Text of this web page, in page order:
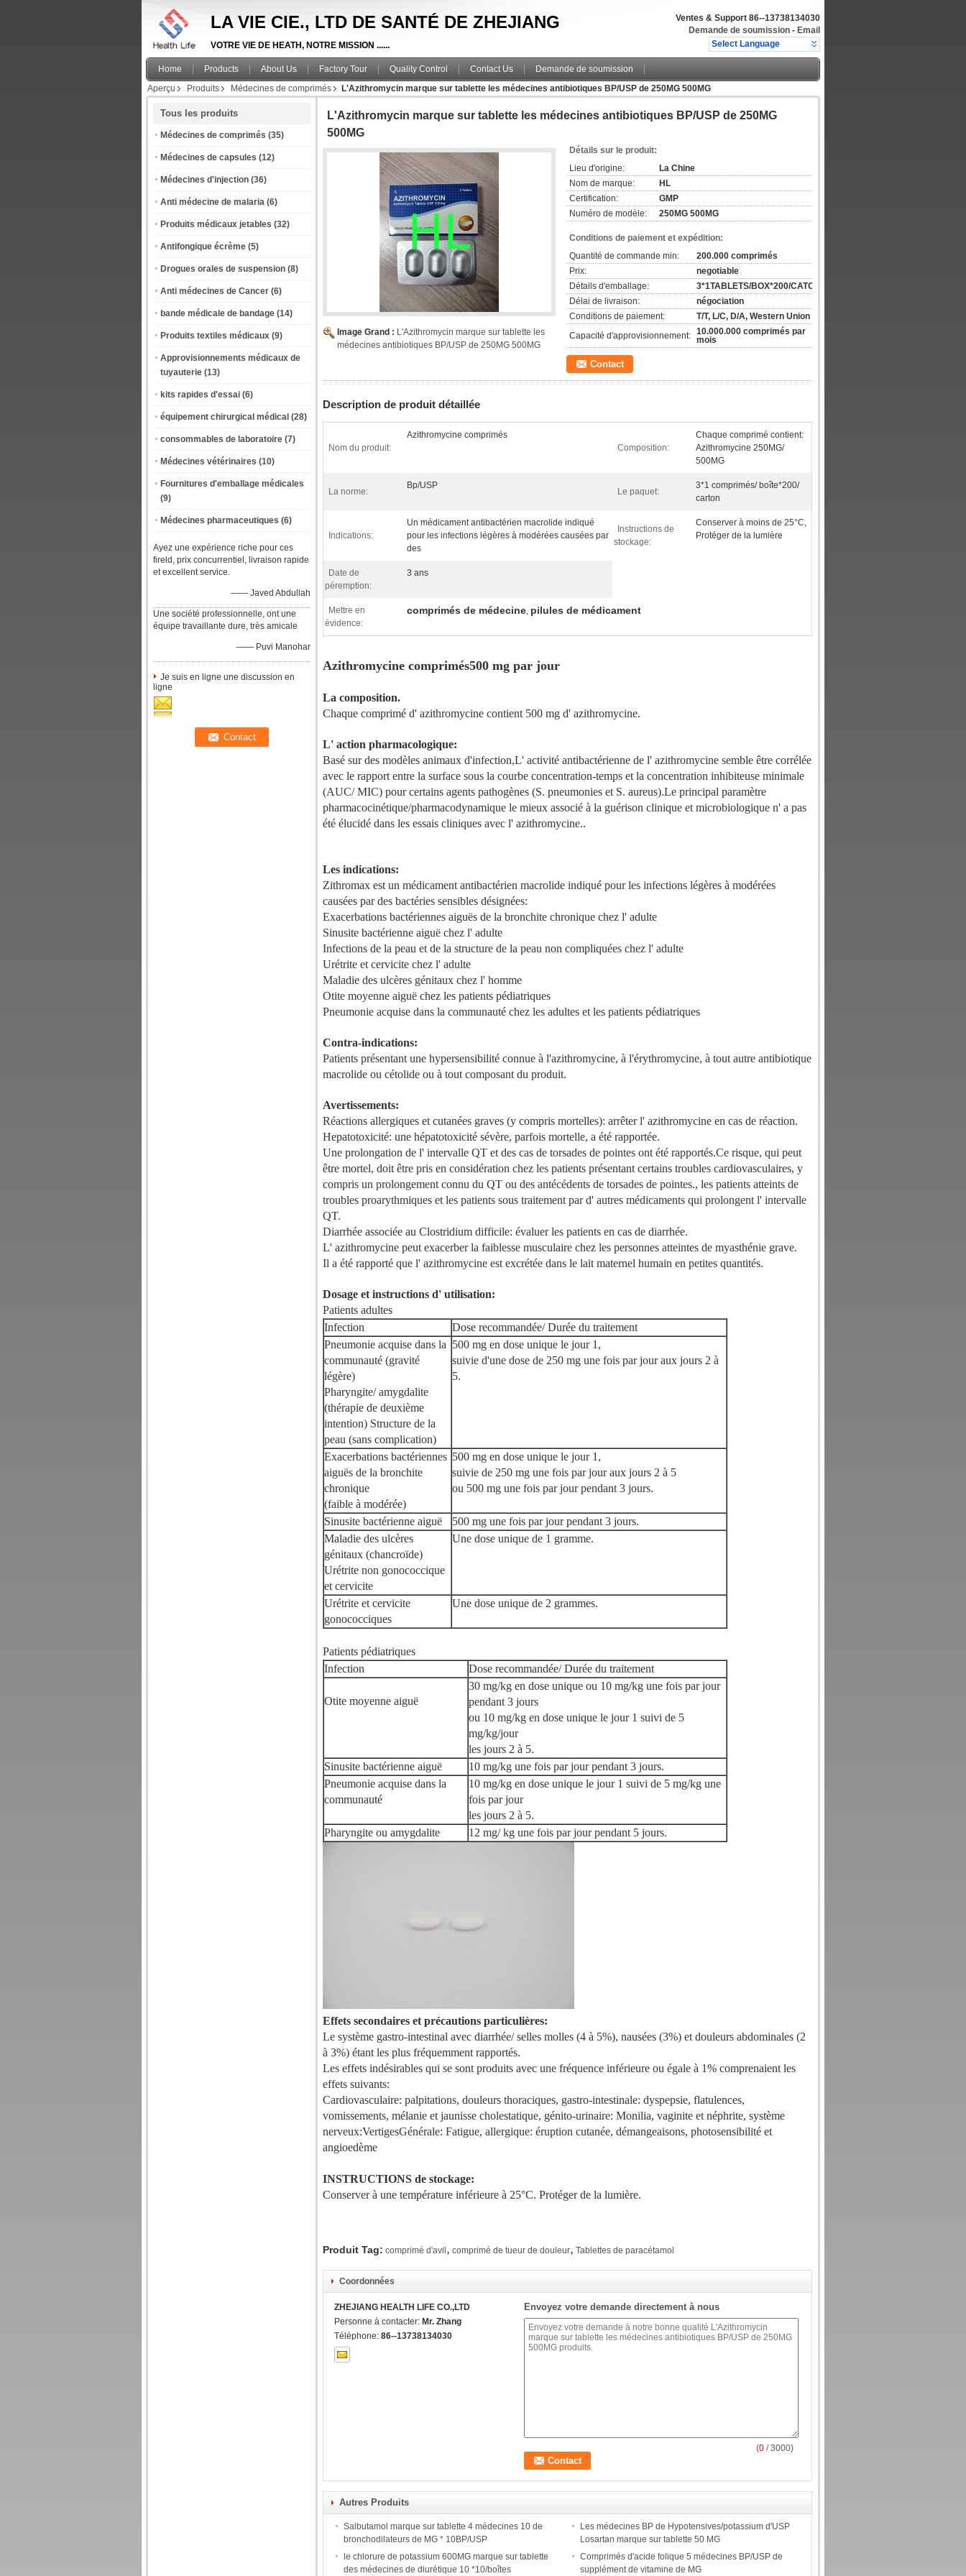
LA VIE CIE., LTD DE SANTÉ DE ZHEJIANG
VOTRE VIE DE HEATH, NOTRE MISSION ......
Ventes & Support 86--13738134030
Demande de soumission - Email
Select Language
Home Products About Us Factory Tour Quality Control Contact Us
Demande de soumission
Aperçu
Produits Médecines de comprimés L'Azithromycin marque sur tablette les médecines antibiotiques BP/USP de 250MG 500MG
Tous les produits
Médecines de comprimés (35)
Médecines de capsules (12)
Médecines d'injection (36)
Anti médecine de malaria (6)
Produits médicaux jetables (32)
Antifongique écrème (5)
Drogues orales de suspension (8)
Anti médecines de Cancer (6)
bande médicale de bandage (14)
Produits textiles médicaux (9)
Approvisionnements médicaux de
tuyauterie (13)
kits rapides d'essai (6)
équipement chirurgical médical (28)
consommables de laboratoire (7)
Médecines vétérinaires (10)
Fournitures d'emballage médicales
(9)
Médecines pharmaceutiques (6)
Ayez une expérience riche pour ces
fireld, prix concurrentiel, livraison rapide
et excellent service.
—— Javed Abdullah
Une société professionnelle, ont une
équipe travaillante dure, très amicale
—— Puvi Manohar
Je suis en ligne une discussion en
ligne
L'Azithromycin marque sur tablette les médecines antibiotiques BP/USP de 250MG
500MG
Image Grand : L'Azithromycin marque sur tablette les
médecines antibiotiques BP/USP de 250MG 500MG
Détails sur le produit:
Lieu d'origine:
La Chine
Nom de marque:
HL
Certification:
GMP
Numéro de modèle:
250MG 500MG
Conditions de paiement et expédition:
Quantité de commande min:
200.000 comprimés
Prix:
negotiable
Détails d'emballage:
3*1TABLETS/BOX*200/CATON
Délai de livraison:
négociation
Conditions de paiement:
T/T, L/C, D/A, Western Union
Capacité d'approvisionnement: 10.000.000 comprimés par
mois
Contact
Description de produit détaillée
Nom du produit:
Azithromycine comprimés
Composition:
Chaque comprimé contient:
Azithromycine 250MG/
500MG
La norme:
Bp/USP
Le paquet:
3*1 comprimés/ boîte*200/
carton
Indications:
Un médicament antibactérien macrolide indiqué
pour les infections légères à modérées causées par
des
Instructions de
stockage:
Conserver à moins de 25°C,
Protéger de la lumière
Date de
péremption:
3 ans
Mettre en
évidence:
comprimés de médecine, pilules de médicament
Azithromycine comprimés500 mg par jour
La composition.
Chaque comprimé d' azithromycine contient 500 mg d' azithromycine.
L' action pharmacologique:
Basé sur des modèles animaux d'infection,L' activité antibactérienne de l' azithromycine semble être corrélée
avec le rapport entre la surface sous la courbe concentration-temps et la concentration inhibiteuse minimale
(AUC/ MIC) pour certains agents pathogènes (S. pneumonies et S. aureus).Le principal paramètre
pharmacocinétique/pharmacodynamique le mieux associé à la guérison clinique et microbiologique n' a pas
été élucidé dans les essais cliniques avec l' azithromycine..
Les indications:
Zithromax est un médicament antibactérien macrolide indiqué pour les infections légères à modérées
causées par des bactéries sensibles désignées:
Exacerbations bactériennes aiguës de la bronchite chronique chez l' adulte
Sinusite bactérienne aiguë chez l' adulte
Infections de la peau et de la structure de la peau non compliquées chez l' adulte
Urétrite et cervicite chez l' adulte
Maladie des ulcères génitaux chez l' homme
Otite moyenne aiguë chez les patients pédiatriques
Pneumonie acquise dans la communauté chez les adultes et les patients pédiatriques
Contra-indications:
Patients présentant une hypersensibilité connue à l'azithromycine, à l'érythromycine, à tout autre antibiotique
macrolide ou cétolide ou à tout composant du produit.
Avertissements:
Réactions allergiques et cutanées graves (y compris mortelles): arrêter l' azithromycine en cas de réaction.
Hepatotoxicité: une hépatotoxicité sévère, parfois mortelle, a été rapportée.
Une prolongation de l' intervalle QT et des cas de torsades de pointes ont été rapportés.Ce risque, qui peut
être mortel, doit être pris en considération chez les patients présentant certains troubles cardiovasculaires, y
compris un prolongement connu du QT ou des antécédents de torsades de pointes., les patients atteints de
troubles proarythmiques et les patients sous traitement par d' autres médicaments qui prolongent l' intervalle
QT.
Diarrhée associée au Clostridium difficile: évaluer les patients en cas de diarrhée.
L' azithromycine peut exacerber la faiblesse musculaire chez les personnes atteintes de myasthénie grave.
Il a été rapporté que l' azithromycine est excrétée dans le lait maternel humain en petites quantités.
Dosage et instructions d' utilisation:
Patients adultes
Infection
Dose recommandée/ Durée du traitement
Pneumonie acquise dans la
communauté (gravité
légère)
Pharyngite/ amygdalite
(thérapie de deuxième
intention) Structure de la
peau (sans complication)
500 mg en dose unique le jour 1,
suivie d'une dose de 250 mg une fois par jour aux jours 2 à
5.
Exacerbations bactériennes
aiguës de la bronchite
chronique
(faible à modérée)
500 mg en dose unique le jour 1,
suivie de 250 mg une fois par jour aux jours 2 à 5
ou 500 mg une fois par jour pendant 3 jours.
Sinusite bactérienne aiguë
500 mg une fois par jour pendant 3 jours.
Maladie des ulcères
génitaux (chancroïde)
Urétrite non gonococcique
et cervicite
Une dose unique de 1 gramme.
Urétrite et cervicite
gonococciques
Une dose unique de 2 grammes.
Patients pédiatriques
Infection
Dose recommandée/ Durée du traitement
Otite moyenne aiguë
30 mg/kg en dose unique ou 10 mg/kg une fois par jour
pendant 3 jours
ou 10 mg/kg en dose unique le jour 1 suivi de 5
mg/kg/jour
les jours 2 à 5.
Sinusite bactérienne aiguë
10 mg/kg une fois par jour pendant 3 jours.
Pneumonie acquise dans la
communauté
10 mg/kg en dose unique le jour 1 suivi de 5 mg/kg une
fois par jour
les jours 2 à 5.
Pharyngite ou amygdalite
12 mg/ kg une fois par jour pendant 5 jours.
Effets secondaires et précautions particulières:
Le système gastro-intestinal avec diarrhée/ selles molles (4 à 5%), nausées (3%) et douleurs abdominales (2
à 3%) étant les plus fréquemment rapportés.
Les effets indésirables qui se sont produits avec une fréquence inférieure ou égale à 1% comprenaient les
effets suivants:
Cardiovasculaire: palpitations, douleurs thoraciques, gastro-intestinale: dyspepsie, flatulences,
vomissements, mélanie et jaunisse cholestatique, génito-urinaire: Monilia, vaginite et néphrite, système
nerveux:VertigesGénérale: Fatigue, allergique: éruption cutanée, démangeaisons, photosensibilité et
angioedème
INSTRUCTIONS de stockage:
Conserver à une température inférieure à 25°C. Protéger de la lumière.
Produit Tag: comprimé d'avil , comprimé de tueur de douleur, Tablettes de paracétamol
Coordonnées
ZHEJIANG HEALTH LIFE CO.,LTD
Personne à contacter: Mr. Zhang
Téléphone: 86--13738134030
Envoyez votre demande directement à nous
(0 / 3000)
Autres Produits
Salbutamol marque sur tablette 4 médecines 10 de
bronchodilateurs de MG * 10BP/USP
Les médecines BP de Hypotensives/potassium d'USP
Losartan marque sur tablette 50 MG
le chlorure de potassium 600MG marque sur tablette
des médecines de diurétique 10 *10/boîtes
Comprimés d'acide folique 5 médecines BP/USP de
supplément de vitamine de MG